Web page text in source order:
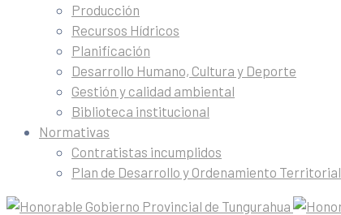
Producción
Recursos Hídricos
Planificación
Desarrollo Humano, Cultura y Deporte
Gestión y calidad ambiental
Biblioteca institucional
Normativas
Contratistas incumplidos
Plan de Desarrollo y Ordenamiento Territorial